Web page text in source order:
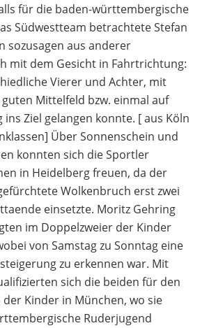
für die baden-württembergische
Südwestteam betrachtete Stefan
sozusagen aus anderer
mit dem Gesicht in Fahrtrichtung:
Vierer und Achter, mit
Mittelfeld bzw. einmal auf
ins Ziel gelangen konnte. [ aus Köln
Über Sonnenschein und
konnten sich die Sportler
in Heidelberg freuen, da der
Wolkenbruch erst zwei
einsetzte. Moritz Gehring
im Doppelzweier der Kinder
von Samstag zu Sonntag eine
zu erkennen war. Mit
sich die beiden für den
Kinder in München, wo sie
Ruderjugend